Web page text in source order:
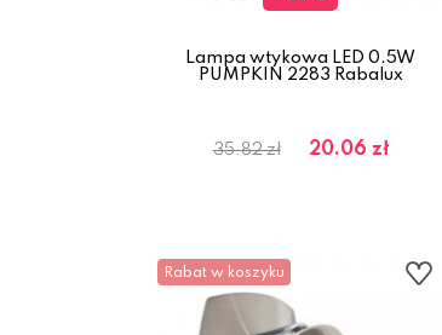
Lampa wtykowa LED 0.5W
PUMPKIN 2283 Rabalux
35.82 zł 20.06 zł
Rabat w koszyku